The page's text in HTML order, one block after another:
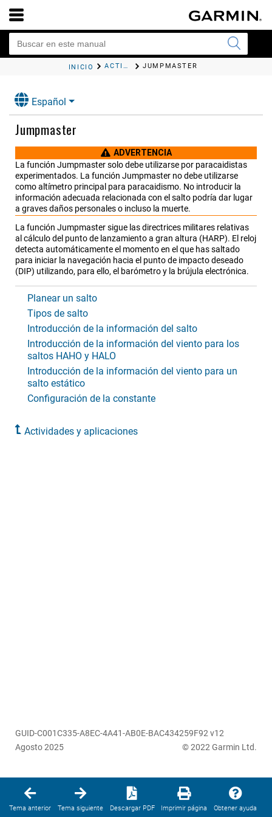
INICIO ACTIVIDADES Y APLICACIONES JUMPMASTER
Español
Jumpmaster
ADVERTENCIA
La función Jumpmaster solo debe utilizarse por paracaidistas
experimentados. La función Jumpmaster no debe utilizarse
como altímetro principal para paracaidismo. No introducir la
información adecuada relacionada con el salto podría dar lugar
a graves daños personales o incluso la muerte.
La función Jumpmaster sigue las directrices militares relativas
al cálculo del punto de lanzamiento a gran altura (HARP). El reloj
detecta automáticamente el momento en el que has saltado
para iniciar la navegación hacia el punto de impacto deseado
(DIP) utilizando, para ello, el barómetro y la brújula electrónica.
Planear un salto
Tipos de salto
Introducción de la información del salto
Introducción de la información del viento para los
saltos HAHO y HALO
Introducción de la información del viento para un
salto estático
Configuración de la constante
Actividades y aplicaciones
GUID-C001C335-A8EC-4A41-AB0E-BAC434259F92 v12
Agosto 2025
© 2022 Garmin Ltd.
Tema anterior Tema siguiente Descargar PDF Imprimir página Obtener ayuda